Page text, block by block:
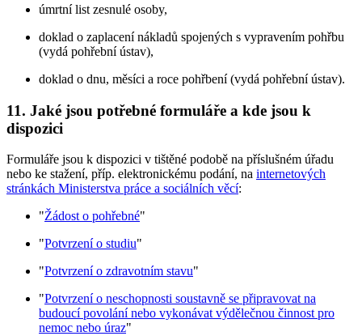
úmrtní list zesnulé osoby,
doklad o zaplacení nákladů spojených s vypravením pohřbu
(vydá pohřební ústav),
doklad o dnu, měsíci a roce pohřbení (vydá pohřební ústav).
11. Jaké jsou potřebné formuláře a kde jsou k
dispozici
Formuláře jsou k dispozici v tištěné podobě na příslušném úřadu
nebo ke stažení, příp. elektronickému podání, na internetových
stránkách Ministerstva práce a sociálních věcí:
"Žádost o pohřebné"
"Potvrzení o studiu"
"Potvrzení o zdravotním stavu"
"Potvrzení o neschopnosti soustavně se připravovat na
budoucí povolání nebo vykonávat výdělečnou činnost pro
nemoc nebo úraz"